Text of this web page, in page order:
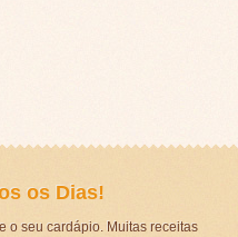
os Dias!
o seu cardápio. Muitas receitas